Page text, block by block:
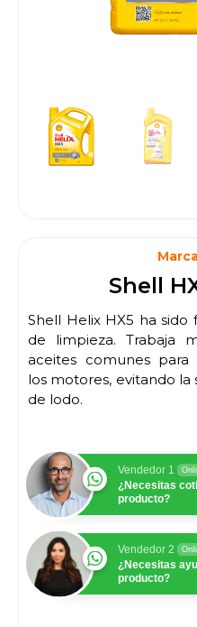
Shell
Shell Helix HX5 ha
de limpieza. Trabaja
aceites comunes
los motores, evitando la
de lodo.
Vendedor 1
¿Necesitas
producto?
Vendedor 2
¿Necesitas
producto?